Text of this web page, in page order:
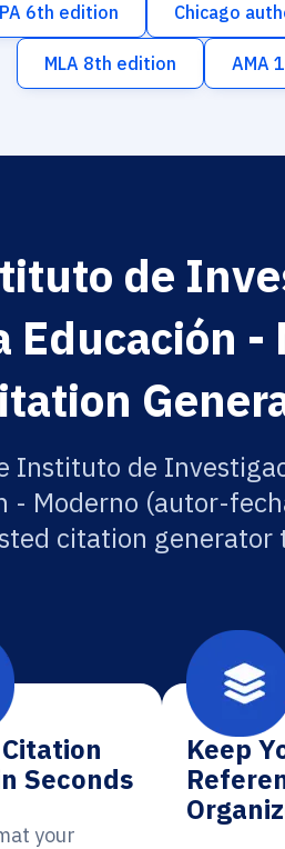
6th edition Chicago
MLA 8th edition AMA
de
Educación
Instituto de
- Moderno (autor-
citation generator
Seconds
your
Keep